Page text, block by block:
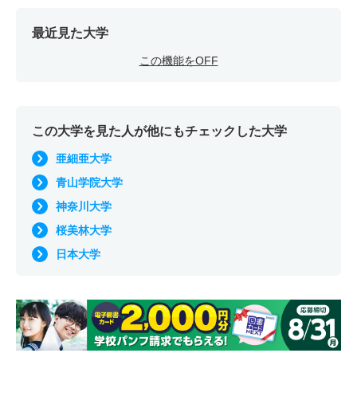
最近見た大学
この機能をOFF
この大学を見た人が他にもチェックした大学
亜細亜大学
青山学院大学
神奈川大学
桜美林大学
日本大学